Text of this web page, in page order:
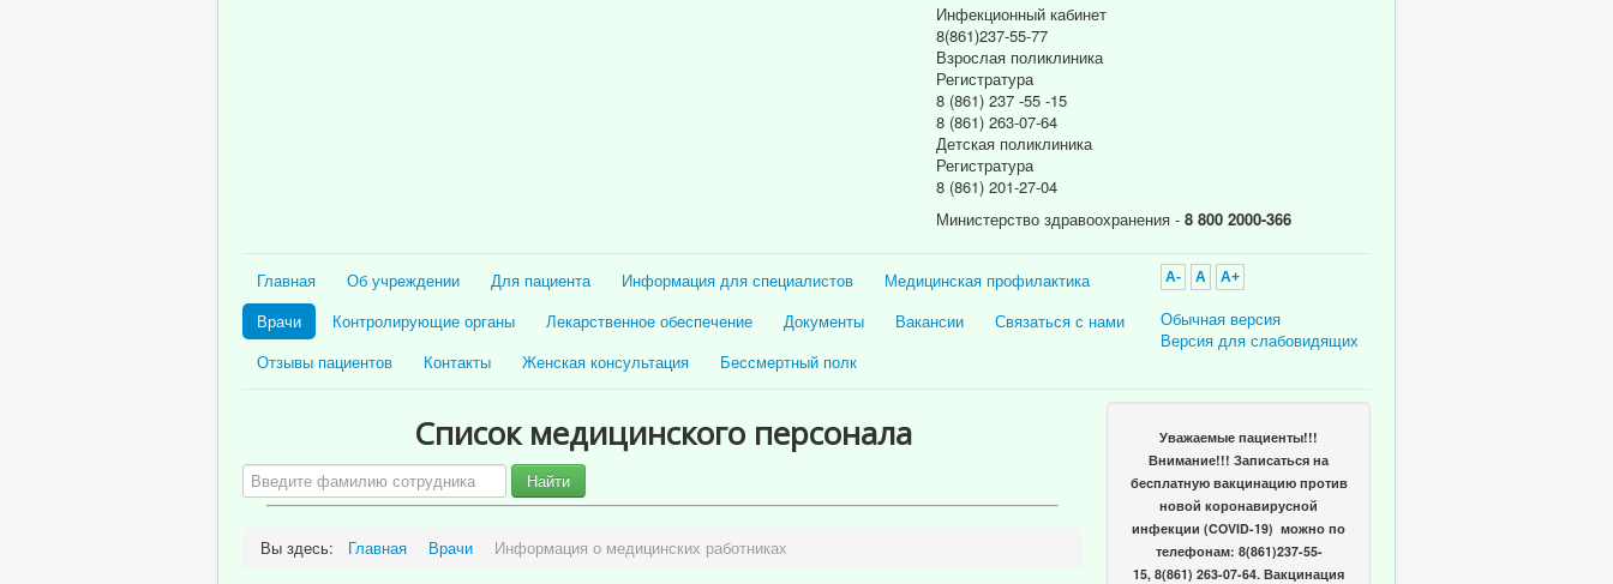
Инфекционный кабинет
8(861)237-55-77
Взрослая поликлиника
Регистратура
8 (861) 237 -55 -15
8 (861) 263-07-64
Детская поликлиника
Регистратура
8 (861) 201-27-04
Министерство здравоохранения - 8 800 2000-366
A- A A+
Обычная версия
Версия для слабовидящих
Главная Об учреждении Для пациента Информация для специалистов
Медицинская профилактика
Врачи
Контролирующие органы Лекарственное обеспечение Документы Вакансии
Связаться с нами
Отзывы пациентов
Контакты Женская консультация Бессмертный полк
Список медицинского персонала
Найти
Вы здесь: Главная Врачи Информация о медицинских работниках
Уважаемые пациенты!!!
Внимание!!! Записаться на
бесплатную вакцинацию против
новой коронавирусной
инфекции (COVID-19) можно по
телефонам: 8(861)237-55-
15, 8(861) 263-07-64. Вакцинация